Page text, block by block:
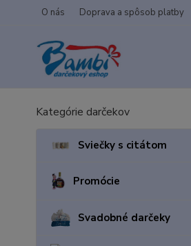
O nás Doprava a spôsob platby
Kategórie darčekov
Sviečky s citátom
Promócie
Svadobné darčeky